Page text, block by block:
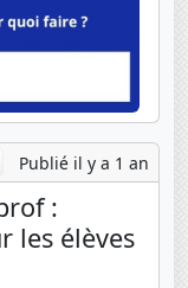
Publié il y a 1 an
:
les élèves